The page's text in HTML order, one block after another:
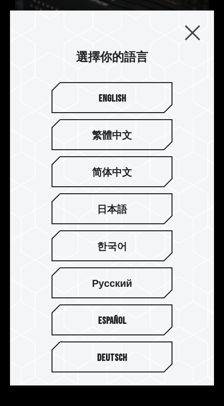
頂級工藝五件式散熱片
獨特溝槽設計 提高散熱效果
採用多重金屬加工散熱模組，上蓋一體成形鍛造，
凹槽精密工藝 CNC 技術，内部頂級鋁擠成型搭配陽
極上色，外部圓孔沖壓，增加散熱效果。
JEDEC RC 2.0 大幅提升傳輸效能
採用符合最新 JEDEC RC 2.0 電路板，提高傳輸訊
號速度，徹底釋放記憶體模組傳輸，提供玩家體驗
超頻快感及具高穩定性的超頻記憶體模組。
選擇你的語言
English
繁體中文
简体中文
日本語
한국어
Русский
Español
Deutsch